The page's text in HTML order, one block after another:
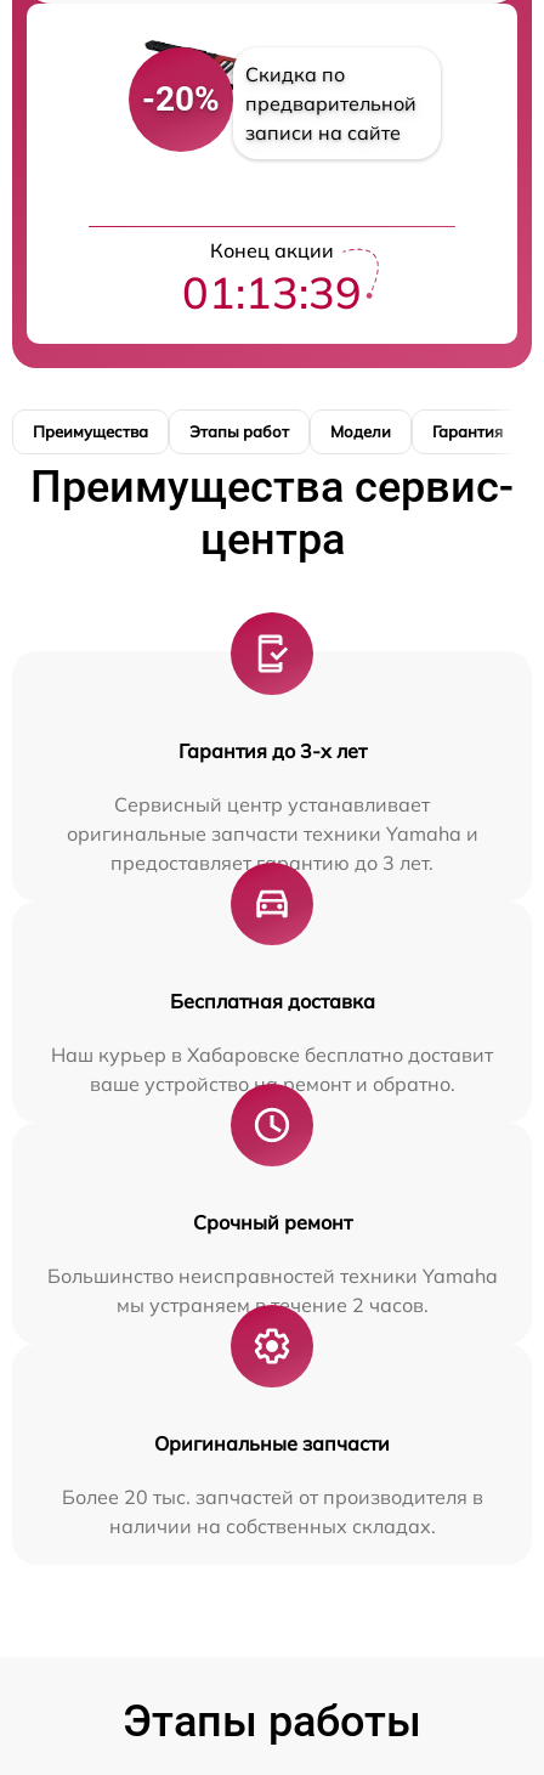
-20%
Скидка по
предварительной
записи на сайте
Конец акции
01:13:39
Преимущества Этапы работ Модели Гарантия
Преимущества сервис-
центра
Гарантия до 3-х лет
Сервисный центр устанавливает
оригинальные запчасти техники Yamaha и
предоставляет гарантию до 3 лет.
Бесплатная доставка
Наш курьер в Хабаровске бесплатно доставит
ваше устройство на ремонт и обратно.
Срочный ремонт
Большинство неисправностей техники Yamaha
мы устраняем в течение 2 часов.
Оригинальные запчасти
Более 20 тыс. запчастей от производителя в
наличии на собственных складах.
Этапы работы